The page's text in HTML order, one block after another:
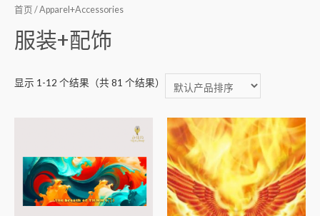
首页 / Apparel+Accessories
服装+配饰
显示 1-12 个结果（共 81 个结果）